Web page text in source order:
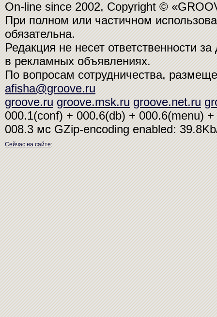
On-line since 2002, Copyright ©
При полном или частичном
обязательна.
Редакция не несет ответственности
в рекламных объявлениях.
По вопросам сотрудничества,
afisha@groove.ru
groove.ru groove.msk.ru groove.net.ru
000.1(conf) + 000.6(db) + 000.6(menu)
008.3 мсGZip-encoding enabled:
Сейчас на сайте: